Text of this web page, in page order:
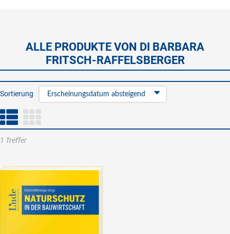
ALLE PRODUKTE VON DI BARBARA
FRITSCH-RAFFELSBERGER
Sortierung Erscheinungsdatum absteigend
1 Treffer